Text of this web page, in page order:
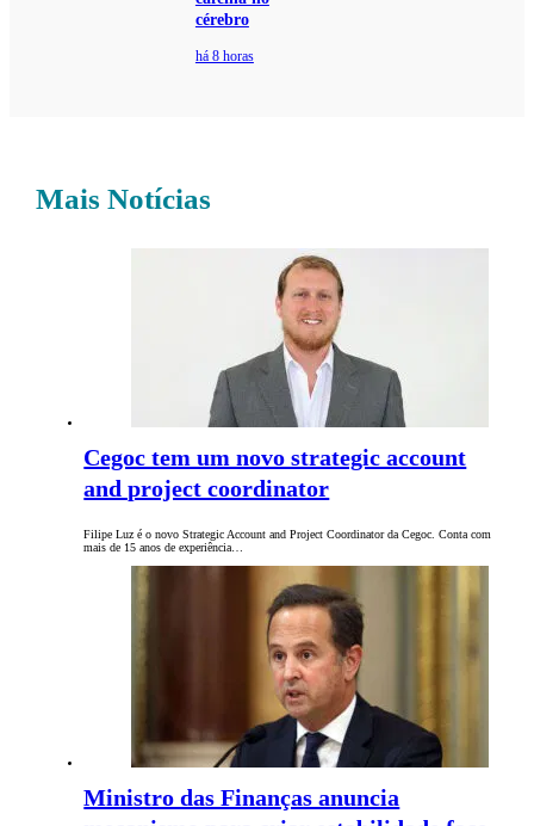
cérebro
há 8 horas
Mais Notícias
Cegoc tem um novo strategic account
and project coordinator
Filipe Luz é o novo Strategic Account and Project Coordinator da Cegoc. Conta com
mais de 15 anos de experiência…
Ministro das Finanças anuncia